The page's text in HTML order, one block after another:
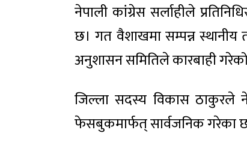
नेपाली कांग्रेस सर्लाहीले
छ। गत वैशाखमा सम्पन्न स्थानीय
अनुशासन समितिले कारबाही
जिल्ला सदस्य विकास ठाकुरले
फेसबुकमार्फत् सार्वजनिक गरेका